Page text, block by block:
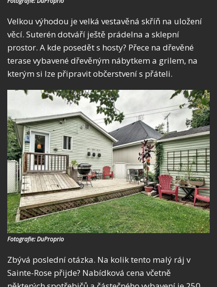
Velkou výhodou je velká vestavěná skříň na uložení
věcí. Suterén dotváří ještě prádelna a sklepní
prostor. A kde posedět s hosty? Přece na dřevěné
terase vybavené dřevěným nábytkem a grilem, na
kterým si lze připravit občerstvení s přáteli.
Fotografie: DuProprio
Zbývá poslední otázka. Na kolik tento malý ráj v
Sainte-Rose přijde? Nabídková cena včetně